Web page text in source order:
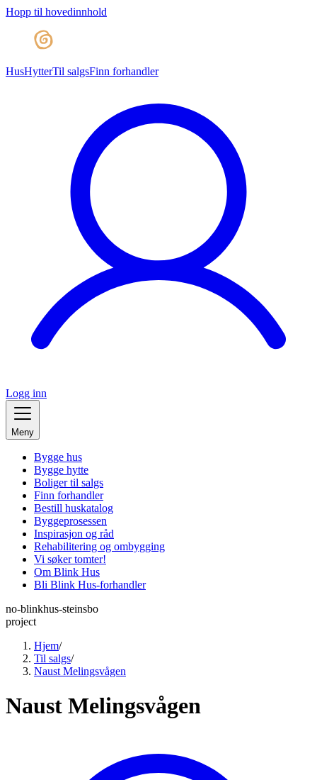
Hopp til hovedinnhold
HusHytterTil salgsFinn forhandler
Logg inn
Meny
Bygge hus
Bygge hytte
Boliger til salgs
Finn forhandler
Bestill huskatalog
Byggeprosessen
Inspirasjon og råd
Rehabilitering og ombygging
Vi søker tomter!
Om Blink Hus
Bli Blink Hus-forhandler
no-blinkhus-steinsbo
project
Hjem/
Til salgs/
Naust Melingsvågen
Naust Melingsvågen